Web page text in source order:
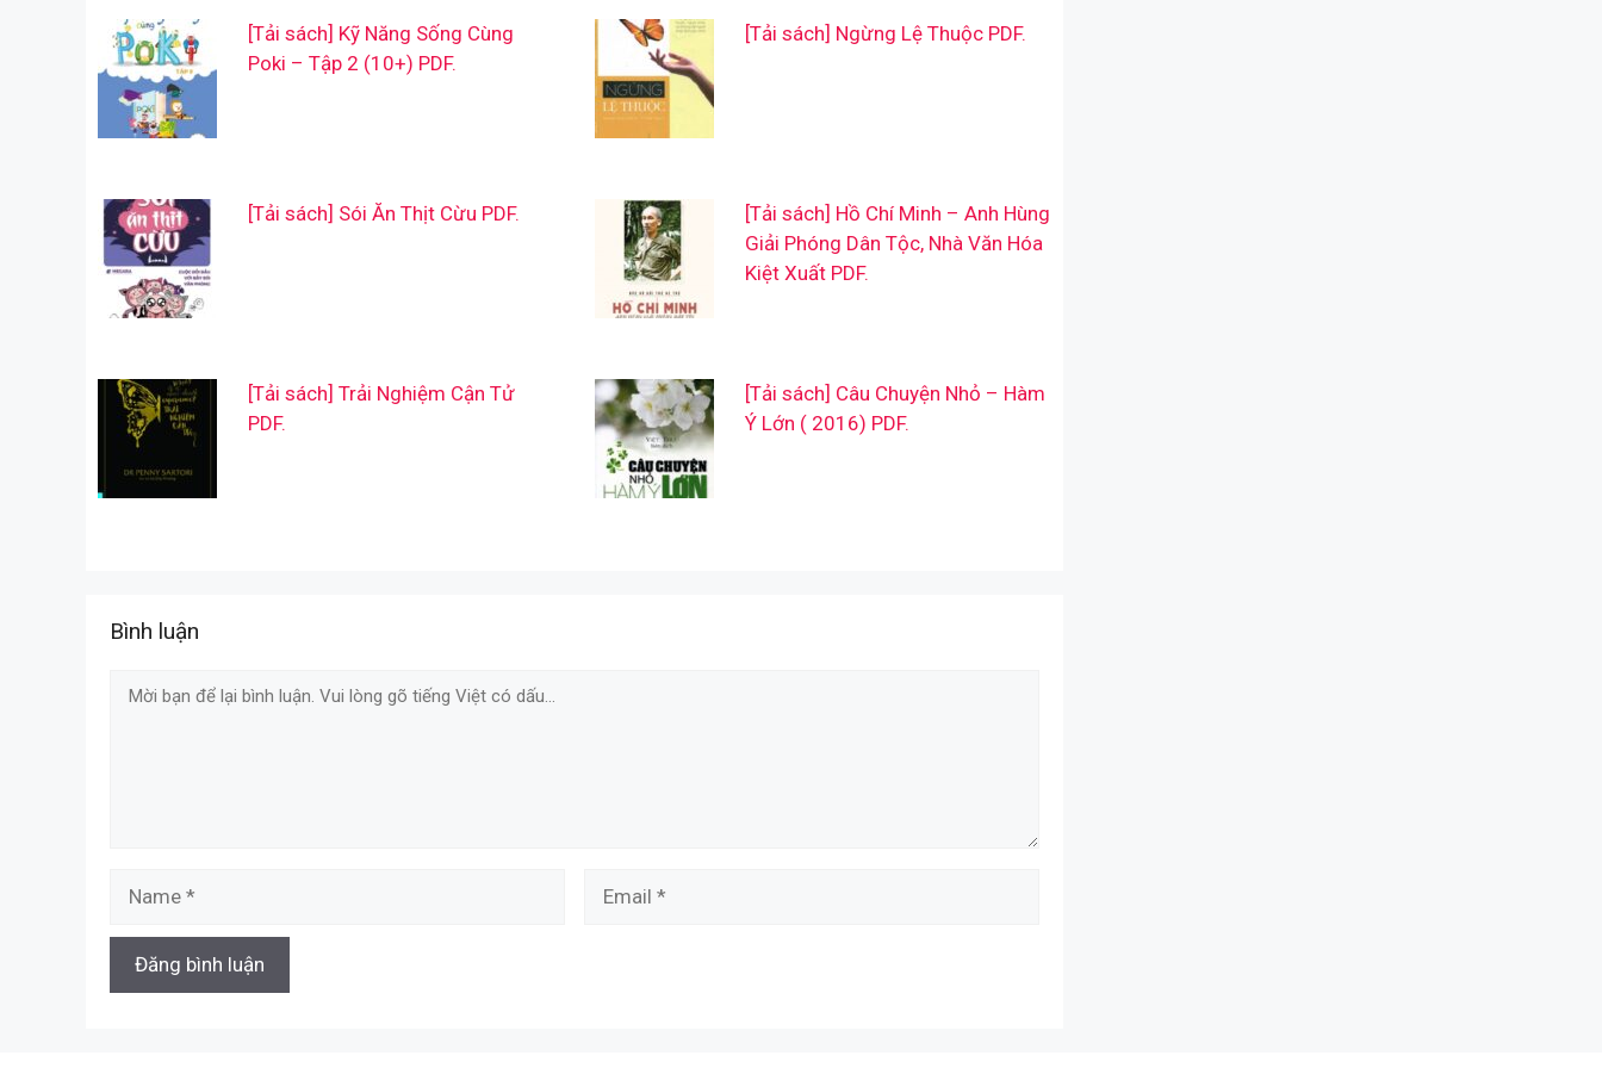
[Tải sách] Kỹ Năng Sống Cùng
Poki – Tập 2 (10+) PDF.
[Tải sách] Ngừng Lệ Thuộc PDF.
[Tải sách] Sói Ăn Thịt Cừu PDF.
[Tải sách] Hồ Chí Minh – Anh Hùng
Giải Phóng Dân Tộc, Nhà Văn Hóa
Kiệt Xuất PDF.
[Tải sách] Trải Nghiệm Cận Tử
PDF.
[Tải sách] Câu Chuyện Nhỏ – Hàm
Ý Lớn ( 2016) PDF.
Bình luận
Comment